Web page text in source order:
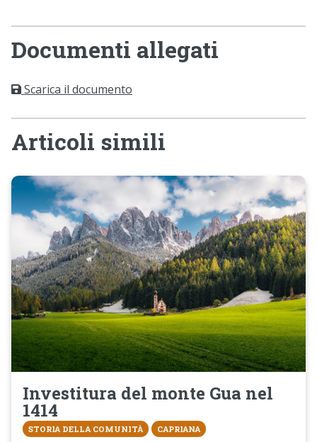
Documenti allegati
Scarica il documento
Articoli simili
Investitura del monte Gua nel
1414
STORIA DELLA COMUNITÀ CAPRIANA